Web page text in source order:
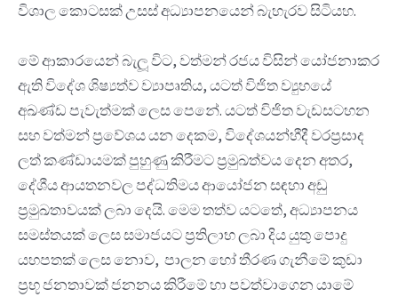
විශාල කොටසක් උසස් අධ්‍යාපනයෙන් බැහැරව සිටියහ.
මේ ආකාරයෙන් බැලූ විට, වත්මන් රජය විසින් යෝජනාකර
ඇති විදේශ ශිෂ්‍යත්ව ව්‍යාපෘතිය, යටත් විජිත ව්‍යුහයේ
අඛණ්ඩ පැවැත්මක් ලෙස පෙනේ. යටත් විජිත වැඩසටහන
සහ වත්මන් ප්‍රවේශය යන දෙකම, විදේශයන්හීදී වරප්‍රසාද
ලත් කණ්ඩායමක් පුහුණු කිරීමට ප්‍රමුඛත්වය දෙන අතර,
දේශීය ආයතනවල පද්ධතිමය ආයෝජන සඳහා අඩු
ප්‍රමුඛතාවයක් ලබා දෙයි. මෙම තත්ව යටතේ, අධ්‍යාපනය
සමස්තයක් ලෙස සමාජයට ප්‍රතිලාභ ලබා දිය යුතු පොදු
යහපතක් ලෙස නොව, පාලන හෝ තීරණ ගැනීමේ කුඩා
ප්‍රභූ ජනතාවක් ජනනය කිරීමේ හා පවත්වාගෙන යාමේ